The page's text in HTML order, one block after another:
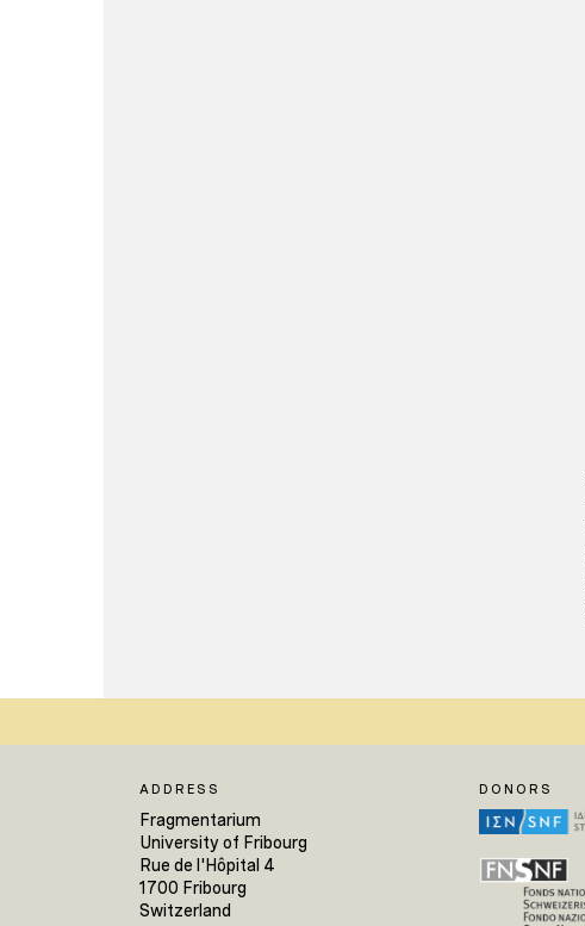
ADDRESS
Fragmentarium
University of Fribourg
Rue de l'Hôpital 4
1700 Fribourg
Switzerland
DONORS